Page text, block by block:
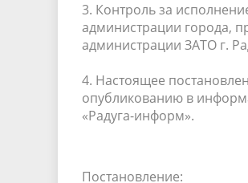
3. Контроль за
администрации города,
администрации ЗАТО г.
4. Настоящее
опубликованию в
«Радуга-информ».
Постановление: